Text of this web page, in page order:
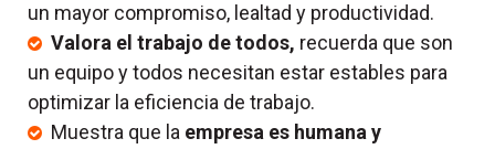
un mayor compromiso, lealtad y productividad.
Valora el trabajo de todos, recuerda que son
un equipo y todos necesitan estar estables para
optimizar la eficiencia de trabajo.
Muestra que la empresa es humana y